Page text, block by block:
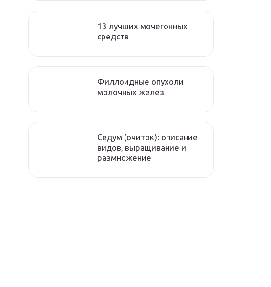
13 лучших мочегонных
средств
Филлоидные опухоли
молочных желез
Седум (очиток): описание
видов, выращивание и
размножение